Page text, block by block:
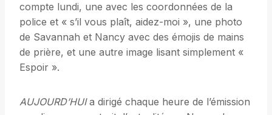
compte lundi, une avec les coordonnées de la
police et « s’il vous plaît, aidez-moi », une photo
de Savannah et Nancy avec des émojis de mains
de prière, et une autre image lisant simplement «
Espoir ».
AUJOURD’HUIa dirigé chaque heure de l’émission